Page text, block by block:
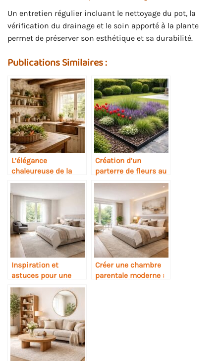
Un entretien régulier incluant le nettoyage du pot, la
vérification du drainage et le soin apporté à la plante
permet de préserver son esthétique et sa durabilité.
Publications Similaires :
L’élégance
chaleureuse de la
cuisine rustique chic
Création d’un
parterre de fleurs au
design contemporain
Inspiration et
astuces pour une
chambre parentale
au design
contemporain
Créer une chambre
parentale moderne :